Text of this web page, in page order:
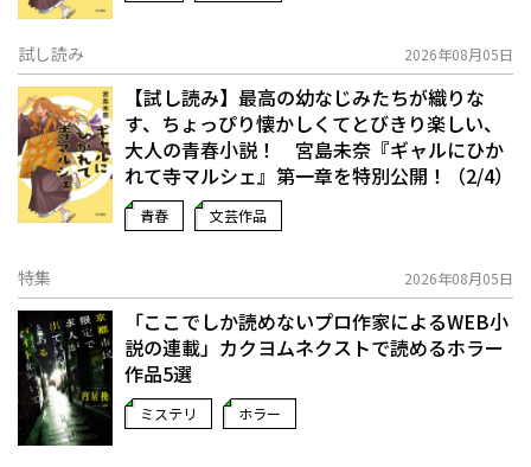
試し読み 2026年08月05日
【試し読み】最高の幼なじみたちが織りな
す、ちょっぴり懐かしくてとびきり楽しい、
大人の青春小説！ 宮島未奈『ギャルにひか
れて寺マルシェ』第一章を特別公開！（2/4）
青春 文芸作品
特集 2026年08月05日
「ここでしか読めないプロ作家によるWEB小
説の連載」――カクヨムネクストで読めるホラー
作品5選
ミステリ ホラー